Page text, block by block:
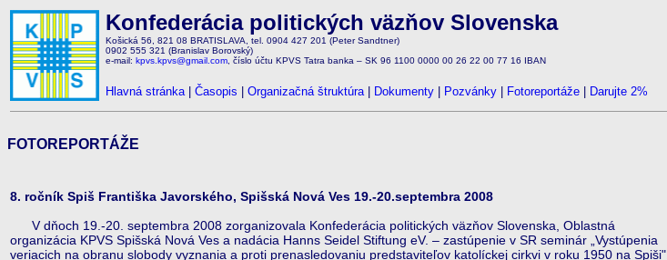
Konfederácia politických väzňov Slovenska
Košická 56, 821 08 BRATISLAVA, tel. 0904 427 201 (Peter Sandtner)
0902 555 321 (Branislav Borovský)
e-mail: kpvs.kpvs@gmail.com , číslo účtu KPVS Tatra banka – SK 96 1100 0000 00 26 22 00 77 16 IBAN
Hlavná stránka| Časopis Organizačná štruktúra| Dokumenty Pozvánky Fotoreportáže Darujte 2%
FOTOREPORTÁŽE
8. ročník Spiš Františka Javorského, Spišská Nová Ves 19.-20.septembra 2008
V dňoch 19.-20. septembra 2008 zorganizovala Konfederácia politických väzňov Slovenska, Oblastná
organizácia KPVS Spišská Nová Ves a nadácia Hanns Seidel Stiftung eV. – zastúpenie v SR seminár „Vystúpenia
veriacich na obranu slobody vyznania a proti prenasledovaniu predstaviteľov katolíckej cirkvi v roku 1950 na Spiši".